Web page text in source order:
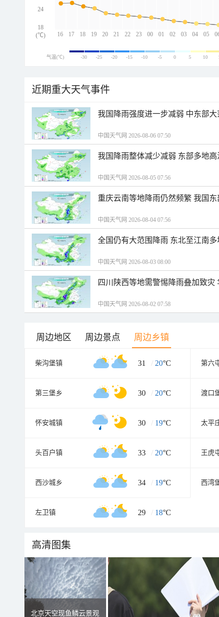
16 17 18 19 20 21 22 23 00 01 02 03 04 05
24
18
(℃)
气温(℃) -30 -25 -20 -15 -10 -5 0 5 10
近期重大天气事件
我国降雨强度进一步减弱 中东部
中国天气网 2026-08-06 07:50
我国降雨整体减少减弱 东部多地
中国天气网 2026-08-05 07:56
重庆云南等地降雨仍然频繁 我国
中国天气网 2026-08-04 07:56
全国仍有大范围降雨 东北至江南
中国天气网 2026-08-03 08:00
四川陕西等地需警惕降雨叠加致
中国天气网 2026-08-02 07:58
周边地区 周边景点 周边乡镇
柴沟堡镇 31 / 20°C 第六
第三堡乡 30 / 20°C 渡口
怀安城镇 30 / 19°C 太平
头百户镇 33 / 20°C 王虎
西沙城乡 34 / 19°C 西湾
左卫镇 29 / 18°C
高清图集
北京天空现鱼鳞云景观